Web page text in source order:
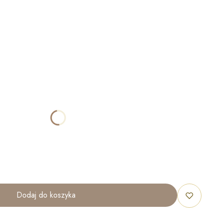
W ZALEŻNOŚCI OD WZORU
Dodaj do koszyka